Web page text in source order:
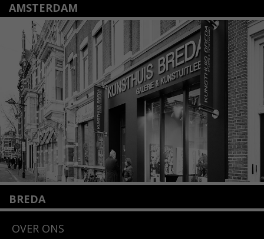
AMSTERDAM
Amstelveenseweg 135
1075 VX Amsterdam
+31 (0)20 2332546
info@kunsthuisamsterdam.nl
Lees meer
BREDA
4818 SB Breda
OVER ONS